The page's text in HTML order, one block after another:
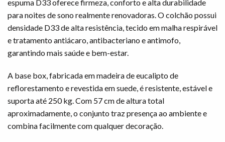
espuma D33 oferece firmeza, conforto e alta durabilidade
para noites de sono realmente renovadoras. O colchão possui
densidade D33 de alta resistência, tecido em malha respirável
e tratamento antiácaro, antibacteriano e antimofo,
garantindo mais saúde e bem-estar.
A base box, fabricada em madeira de eucalipto de
reflorestamento e revestida em suede, é resistente, estável e
suporta até 250 kg. Com 57 cm de altura total
aproximadamente, o conjunto traz presença ao ambiente e
combina facilmente com qualquer decoração.